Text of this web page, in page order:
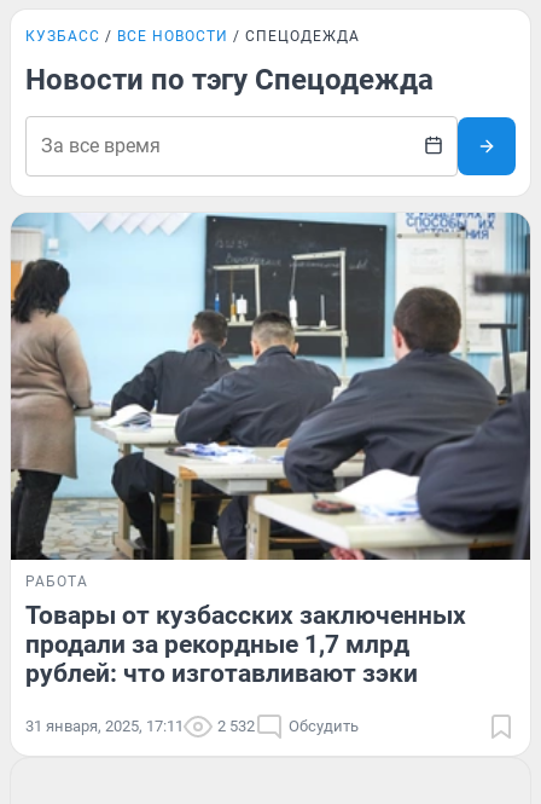
КУЗБАСС ВСЕ НОВОСТИ СПЕЦОДЕЖДА
Новости по тэгу Спецодежда
РАБОТА
Товары от кузбасских заключенных
продали за рекордные 1,7 млрд
рублей: что изготавливают зэки
31 января, 2025, 17:11 2 532 Обсудить